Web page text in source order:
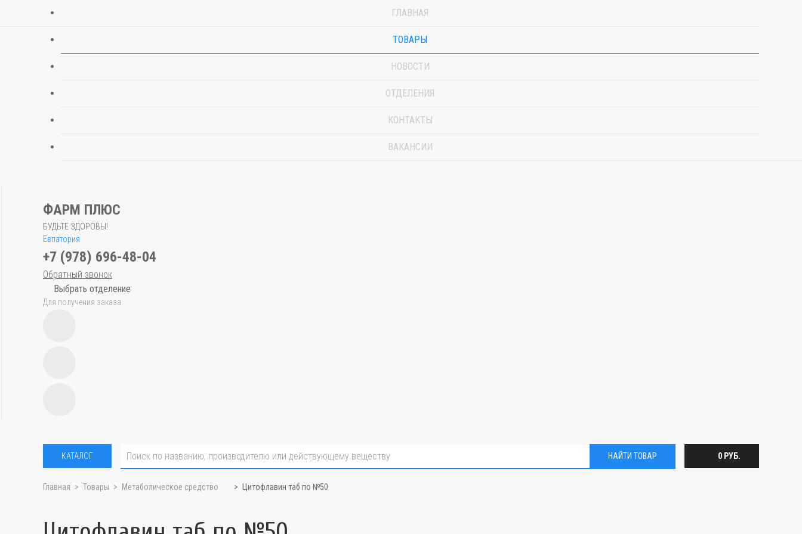
ГЛАВНАЯ
ТОВАРЫ
НОВОСТИ
ОТДЕЛЕНИЯ
КОНТАКТЫ
ВАКАНСИИ
ФАРМ ПЛЮС
БУДЬТЕ ЗДОРОВЫ!
Евпатория
+7 (978) 696-48-04
Обратный звонок
Выбрать отделение
Для получения заказа
КАТАЛОГ НАЙТИ ТОВАР 0 РУБ.
Главная Товары Метаболическое средство Цитофлавин таб по №50